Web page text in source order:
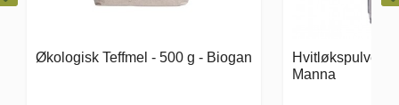
Hvitløkspulver - 45 g - Økologisk -
Koenzym Q10 -
Pulver - 70 gram